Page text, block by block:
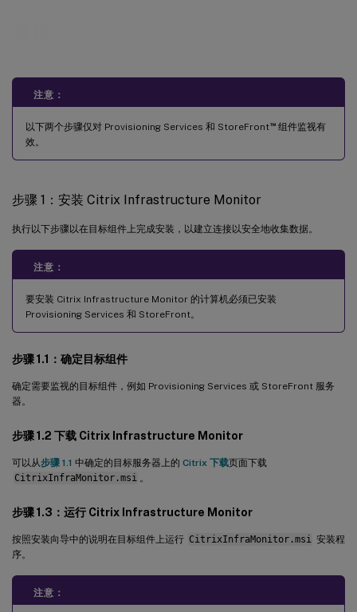
注意：
以下两个步骤仅对 Provisioning Services 和 StoreFront™组件监视有
效。
步骤 1：安装 Citrix Infrastructure Monitor
执行以下步骤以在目标组件上完成安装，以建立连接以安全地收集数据。
注意：
要安装 Citrix Infrastructure Monitor 的计算机必须已安装
Provisioning Services 和 StoreFront。
步骤 1.1：确定目标组件
确定需要监视的目标组件，例如 Provisioning Services 或 StoreFront 服务
器。
步骤 1.2 下载 Citrix Infrastructure Monitor
可以从步骤 1.1 中确定的目标服务器上的 Citrix 下载页面下载
CitrixInfraMonitor.msi 。
步骤 1.3：运行 Citrix Infrastructure Monitor
按照安装向导中的说明在目标组件上运行 CitrixInfraMonitor.msi 安装程
序。
注意：